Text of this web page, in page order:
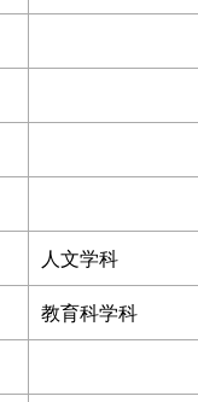
人文学科
教育科学科